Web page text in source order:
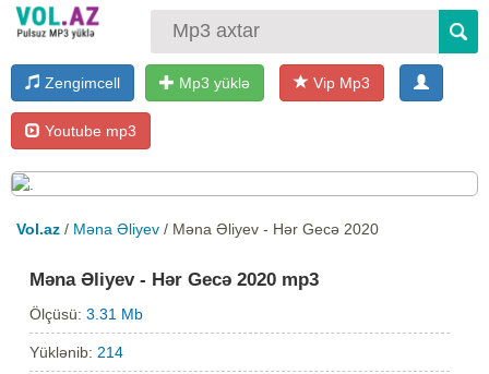
Zengimcell Mp3 yüklə Vip Mp3
Youtube mp3
Vol.az / Məna Əliyev / Məna Əliyev - Hər Gecə 2020
Məna Əliyev - Hər Gecə 2020 mp3
Ölçüsü:3.31 Mb
Yüklənib: 214